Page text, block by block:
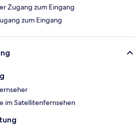
Zugang zum Eingang
zum Eingang
im Satellitenfernsehen